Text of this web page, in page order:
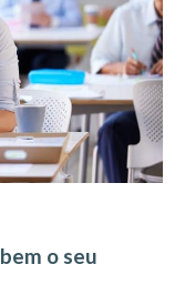
o seu